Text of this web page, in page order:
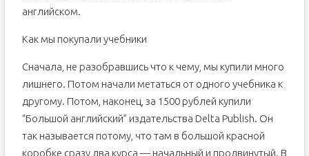
английском.
Как мы покупали учебники
Сначала, не разобравшись что к чему, мы купили много
лишнего. Потом начали метаться от одного учебника к
другому. Потом, наконец, за 1500 рублей купили
“Большой английский” издательства Delta Publish. Он
так называется потому, что там в большой красной
коробке сразу два курса — начальный и продвинутый. В